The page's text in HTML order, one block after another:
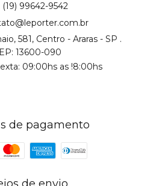
(19) 99642-9542
581, Centro - Araras - SP .
13600-090
09:00hs as !8:00hs
de pagamento